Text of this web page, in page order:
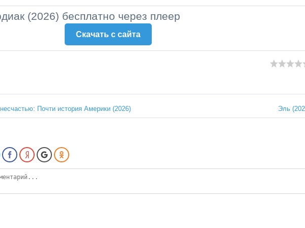
(2026) бесплатно через плеер
Скачать c сайта
Почти история Америки (2026) Эль